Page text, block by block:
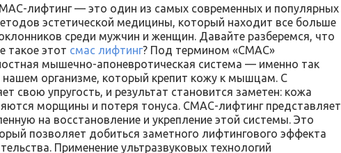
лифтинг — это один из самых современных и популярных
эстетической медицины, который находит все больше
среди мужчин и женщин. Давайте разберемся, что
такое этот смас лифтинг? Под термином «СМАС»
мышечно-апоневротическая система — именно так
нашем организме, который крепит кожу к мышцам. С
свою упругость, и результат становится заметен: кожа
морщины и потеря тонуса. СМАС-лифтинг представляет
на восстановление и укрепление этой системы. Это
позволяет добиться заметного лифтингового эффекта
Применение ультразвуковых технологий